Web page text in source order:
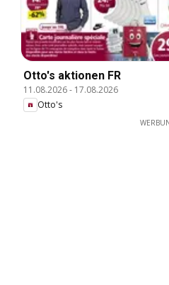
Otto's aktionen FR
11.08.2026- 17.08.2026
Otto's